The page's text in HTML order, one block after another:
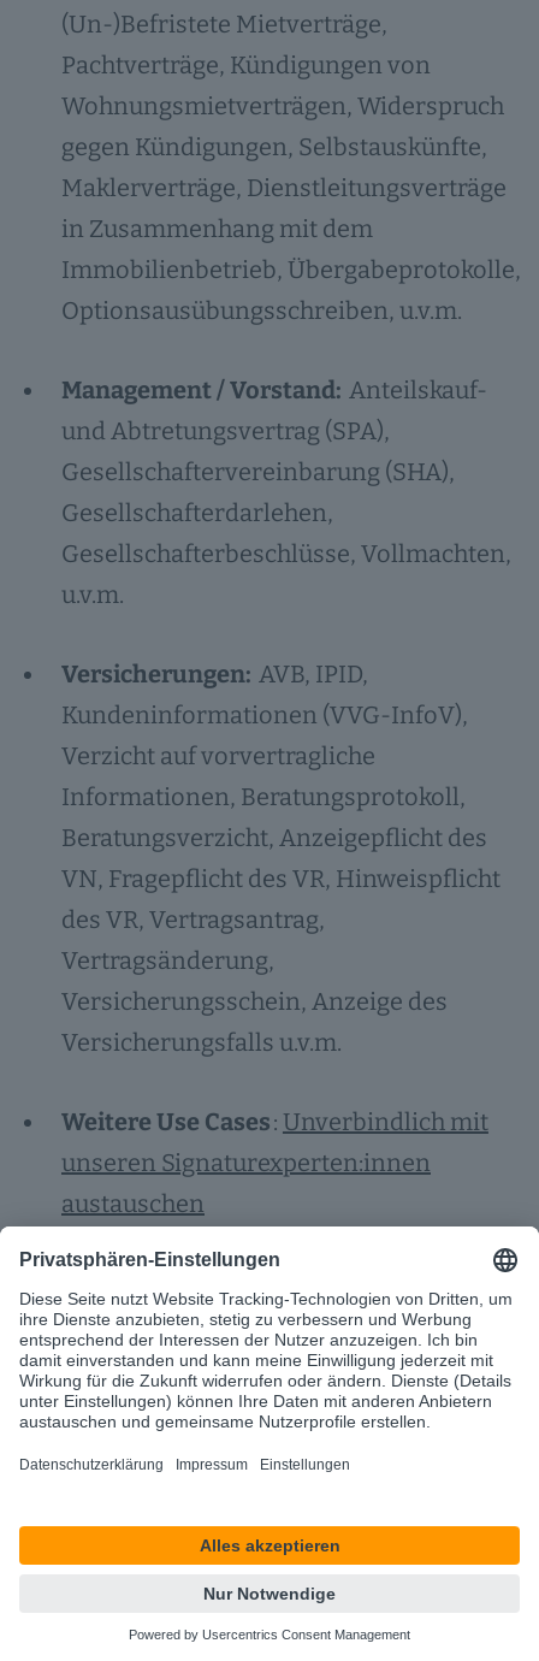
(Un-)Befristete Mietverträge,
Pachtverträge, Kündigungen von
Wohnungsmietverträgen, Widerspruch
gegen Kündigungen, Selbstauskünfte,
Maklerverträge, Dienstleitungsverträge
in Zusammenhang mit dem
Immobilienbetrieb, Übergabeprotokolle,
Optionsausübungsschreiben, u.v.m.
Management / Vorstand: Anteilskauf-
und Abtretungsvertrag (SPA),
Gesellschaftervereinbarung (SHA),
Gesellschafterdarlehen,
Gesellschafterbeschlüsse, Vollmachten,
u.v.m.
Versicherungen: AVB, IPID,
Kundeninformationen (VVG-InfoV),
Verzicht auf vorvertragliche
Informationen, Beratungsprotokoll,
Beratungsverzicht, Anzeigepflicht des
VN, Fragepflicht des VR, Hinweispflicht
des VR, Vertragsantrag,
Vertragsänderung,
Versicherungsschein, Anzeige des
Versicherungsfalls u.v.m.
Weitere Use Cases: Unverbindlich mit
unseren Signaturexperten:innen
austauschen
💻 d.velop sign: E-Signatur
unverbindlich testen